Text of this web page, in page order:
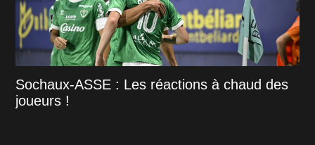
Sochaux-ASSE : Les réactions à chaud des
joueurs !